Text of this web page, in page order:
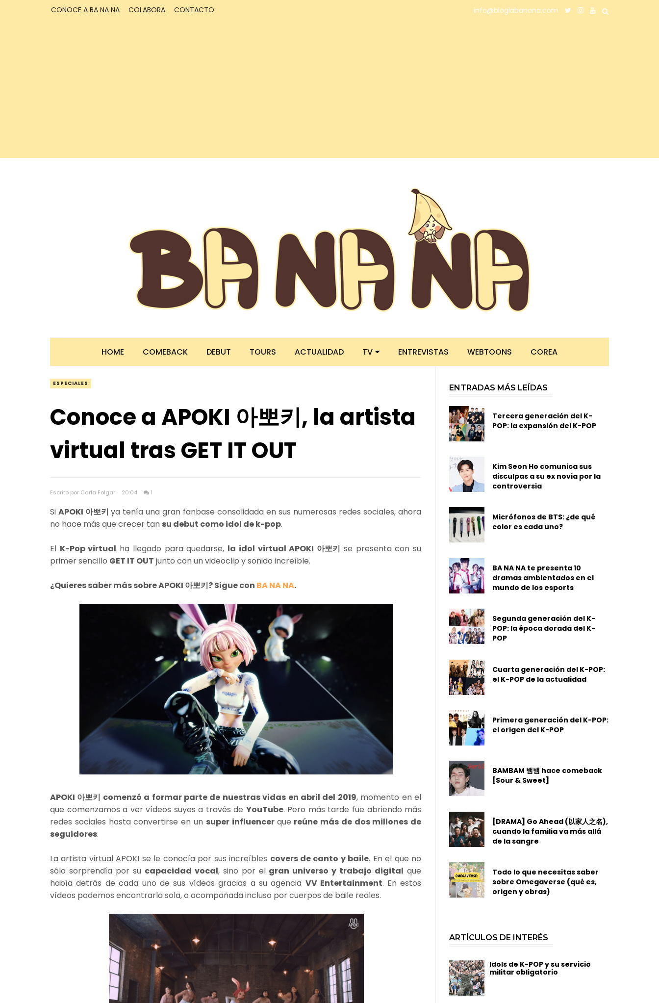
CONOCE A BA NA NA COLABORA CONTACTO info@bloglabanana.com
HOME COMEBACK DEBUT TOURS ACTUALIDAD TV ENTREVISTAS WEBTOONS COREA
ESPECIALES
Conoce a APOKI 아뽀키, la artista
virtual tras GET IT OUT
Escrito por Carla Folgar 20:04 1
SiAPOKI 아뽀키ya tenía una gran fanbase consolidada en sus numerosas redes sociales, ahora
no hace más que crecer tan su debut como idol de k-pop.
El K-Pop virtual ha llegado para quedarse, la idol virtual APOKI 아뽀키 se presenta con su
primer sencillo GET IT OUT junto con un videoclip y sonido increíble.
¿Quieres saber más sobre APOKI 아뽀키? Sigue con BA NA NA.
APOKI 아뽀키 comenzó a formar parte de nuestras vidas en abril del 2019, momento en el
que comenzamos a ver vídeos suyos a través de YouTube. Pero más tarde fue abriendo más
redes sociales hasta convertirse en un super influencerque reúne más de dos millones de
seguidores.
La artista virtual APOKI se le conocía por sus increíbles covers de canto y baile. En el que no
sólo sorprendía por su capacidad vocal, sino por el gran universo y trabajo digital que
había detrás de cada uno de sus vídeos gracias a su agencia VV Entertainment. En estos
vídeos podemos encontrarla sola, o acompañada incluso por cuerpos de baile reales.
ENTRADAS MÁS LEÍDAS
Tercera generación del K-
POP: la expansión del K-POP
Kim Seon Ho comunica sus
disculpas a su ex novia por la
controversia
Micrófonos de BTS: ¿de qué
color es cada uno?
BA NA NA te presenta 10
dramas ambientados en el
mundo de los esports
Segunda generación del K-
POP: la época dorada del K-
POP
Cuarta generación del K-POP:
el K-POP de la actualidad
Primera generación del K-POP:
el origen del K-POP
BAMBAM 뱀뱀 hace comeback
[Sour & Sweet]
[DRAMA] Go Ahead (以家人之名),
cuando la familia va más allá
de la sangre
Todo lo que necesitas saber
sobre Omegaverse (qué es,
origen y obras)
ARTÍCULOS DE INTERÉS
Idols de K-POP y su servicio
militar obligatorio